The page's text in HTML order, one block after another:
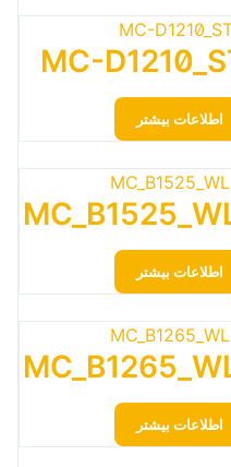
اطلاعات بیشتر
اطلاعات بیشتر
اطلاعات بیشتر